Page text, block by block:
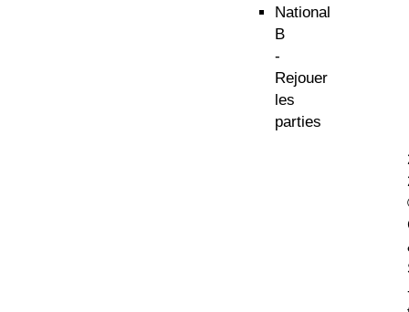
National
B
-
Rejouer
les
parties